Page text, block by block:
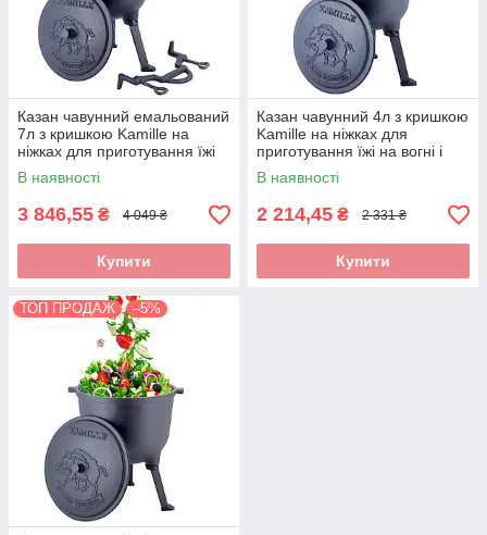
Казан чавунний емальований
7л з кришкою Kamille на
ніжках для приготування їжі
на вогні і плити KM-4801M
В наявності
3 846,55 ₴ 4 049 ₴
Купити
Казан чавунний 4л з кришкою
Kamille на ніжках для
приготування їжі на вогні і
плити KM-4800V
В наявності
2 214,45 ₴ 2 331 ₴
Купити
ТОП ПРОДАЖ –5%